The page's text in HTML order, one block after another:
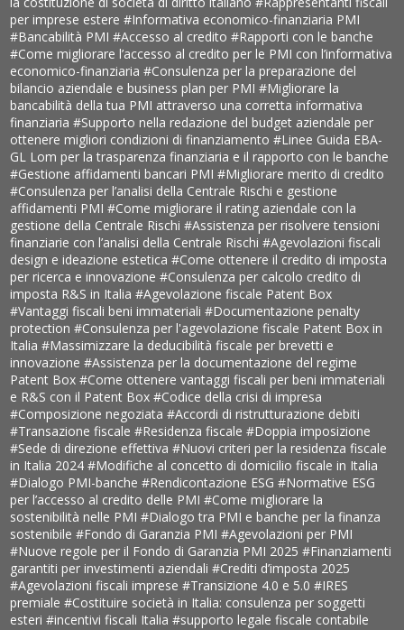
per imprese estere#Informativa economico-finanziaria PMI
#Bancabilità PMI#Accesso al credito#Rapporti con le banche
#Come migliorare l’accesso al credito per le PMI con l’informativa
economico-finanziaria#Consulenza per la preparazione del
bilancio aziendale e business plan per PMI#Migliorare la
bancabilità della tua PMI attraverso una corretta informativa
finanziaria#Supporto nella redazione del budget aziendale per
ottenere migliori condizioni di finanziamento#Linee Guida EBA-
GL Lom per la trasparenza finanziaria e il rapporto con le banche
#Gestione affidamenti bancari PMI#Migliorare merito di credito
#Consulenza per l’analisi della Centrale Rischi e gestione
affidamenti PMI#Come migliorare il rating aziendale con la
gestione della Centrale Rischi#Assistenza per risolvere tensioni
finanziarie con l’analisi della Centrale Rischi#Agevolazioni fiscali
design e ideazione estetica#Come ottenere il credito di imposta
per ricerca e innovazione#Consulenza per calcolo credito di
imposta R&S in Italia#Agevolazione fiscale Patent Box
#Vantaggi fiscali beni immateriali#Documentazione penalty
protection#Consulenza per l'agevolazione fiscale Patent Box in
Italia#Massimizzare la deducibilità fiscale per brevetti e
innovazione#Assistenza per la documentazione del regime
Patent Box#Come ottenere vantaggi fiscali per beni immateriali
e R&S con il Patent Box#Codice della crisi di impresa
#Composizione negoziata#Accordi di ristrutturazione debiti
#Transazione fiscale#Residenza fiscale#Doppia imposizione
#Sede di direzione effettiva#Nuovi criteri per la residenza fiscale
in Italia 2024#Modifiche al concetto di domicilio fiscale in Italia
#Dialogo PMI-banche#Rendicontazione ESG#Normative ESG
per l’accesso al credito delle PMI#Come migliorare la
sostenibilità nelle PMI#Dialogo tra PMI e banche per la finanza
sostenibile#Fondo di Garanzia PMI#Agevolazioni per PMI
#Nuove regole per il Fondo di Garanzia PMI 2025#Finanziamenti
garantiti per investimenti aziendali#Crediti d’imposta 2025
#Agevolazioni fiscali imprese#Transizione 4.0 e 5.0#IRES
premiale#Costituire società in Italia: consulenza per soggetti
esteri#incentivi fiscali Italia#supporto legale fiscale contabile